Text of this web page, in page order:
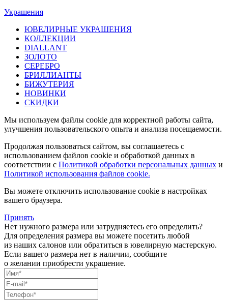
Украшения
ЮВЕЛИРНЫЕ УКРАШЕНИЯ
КОЛЛЕКЦИИ
DIALLANT
ЗОЛОТО
СЕРЕБРО
БРИЛЛИАНТЫ
БИЖУТЕРИЯ
НОВИНКИ
СКИДКИ
Мы используем файлы cookie для корректной работы сайта,
улучшения пользовательского опыта и анализа посещаемости.
Продолжая пользоваться сайтом, вы соглашаетесь с
использованием файлов cookie и обработкой данных в
соответствии с Политикой обработки персональных данных и
Политикой использования файлов cookie.
Вы можете отключить использование cookie в настройках
вашего браузера.
Принять
Нет нужного размера или затрудняетесь его определить?
Для определения размера вы можете посетить любой
из наших салонов или обратиться в ювелирную мастерскую.
Если вашего размера нет в наличии, сообщите
о желании приобрести украшение.